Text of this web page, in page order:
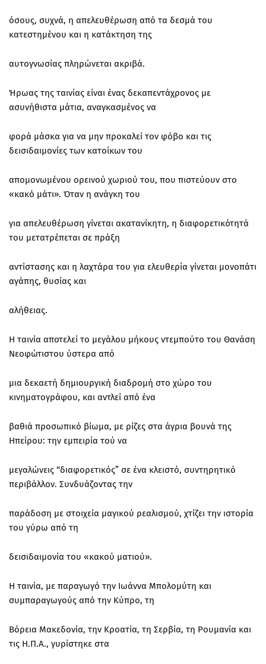
όσους, συχνά, η απελευθέρωση από τα δεσμά του
κατεστημένου και η κατάκτηση της
αυτογνωσίας πληρώνεται ακριβά.
Ήρωας της ταινίας είναι ένας δεκαπεντάχρονος με
ασυνήθιστα μάτια, αναγκασμένος να
φορά μάσκα για να μην προκαλεί τον φόβο και τις
δεισιδαιμονίες των κατοίκων του
απομονωμένου ορεινού χωριού του, που πιστεύουν στο
«κακό μάτι». Όταν η ανάγκη του
για απελευθέρωση γίνεται ακατανίκητη, η διαφορετικότητά
του μετατρέπεται σε πράξη
αντίστασης και η λαχτάρα του για ελευθερία γίνεται μονοπάτι
αγάπης, θυσίας και
αλήθειας.
Η ταινία αποτελεί το μεγάλου μήκους ντεμπούτο του Θανάση
Νεοφώτιστου ύστερα από
μια δεκαετή δημιουργική διαδρομή στο χώρο του
κινηματογράφου, και αντλεί από ένα
βαθιά προσωπικό βίωμα, με ρίζες στα άγρια βουνά της
Ηπείρου: την εμπειρία τού να
μεγαλώνεις “διαφορετικός” σε ένα κλειστό, συντηρητικό
περιβάλλον. Συνδυάζοντας την
παράδοση με στοιχεία μαγικού ρεαλισμού, χτίζει την ιστορία
του γύρω από τη
δεισιδαιμονία του «κακού ματιού».
Η ταινία, με παραγωγό την Ιωάννα Μπολομύτη και
συμπαραγωγούς από την Κύπρο, τη
Βόρεια Μακεδονία, την Κροατία, τη Σερβία, τη Ρουμανία και
τις Η.Π.Α., γυρίστηκε στα